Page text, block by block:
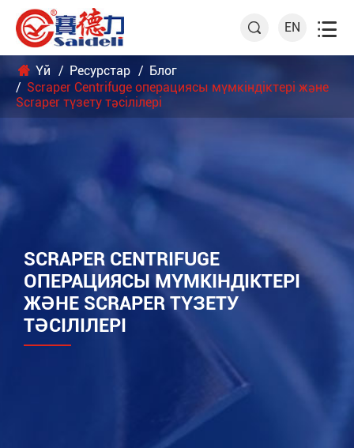
 EN 
Үй Ресурстар
Блог
Scraper Centrifuge операциясы мүмкіндіктері және
Scraper түзету тәсілілері
SCRAPER CENTRIFUGE
ОПЕРАЦИЯСЫ МҮМКІНДІКТЕРІ
ЖӘНЕ SCRAPER ТҮЗЕТУ
ТӘСІЛІЛЕРІ